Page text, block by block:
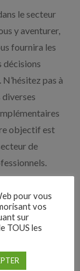
le secteur
y aventurer,
fournira les
décisions
pas à
objectif est
de
pour vous
vos
sur
TOUS les